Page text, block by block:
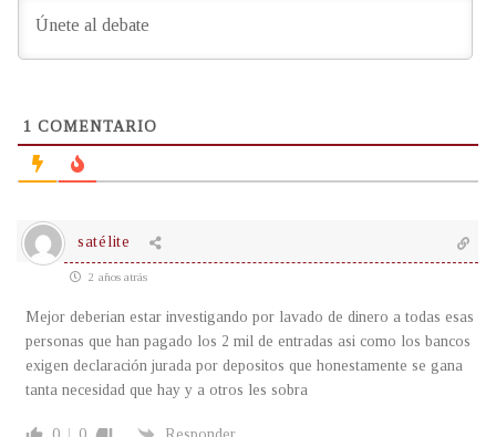
1 COMENTARIO
satélite
2 años atrás
Mejor deberian estar investigando por lavado de dinero a todas esas
personas que han pagado los 2 mil de entradas asi como los bancos
exigen declaración jurada por depositos que honestamente se gana
tanta necesidad que hay y a otros les sobra
0 0